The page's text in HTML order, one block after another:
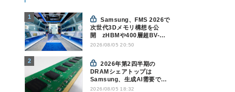
Samsung、FMS 2026で
次世代3Dメモリ構想を公
開 zHBMや400層超BV-
NANDを披露
2026/08/05 20:50
2026年第2四半期の
DRAMシェアトップは
Samsung、生成AI需要で競
争構図に変化
2026/08/05 18:32